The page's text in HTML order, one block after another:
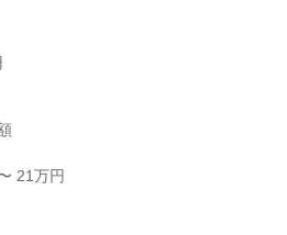
21万円